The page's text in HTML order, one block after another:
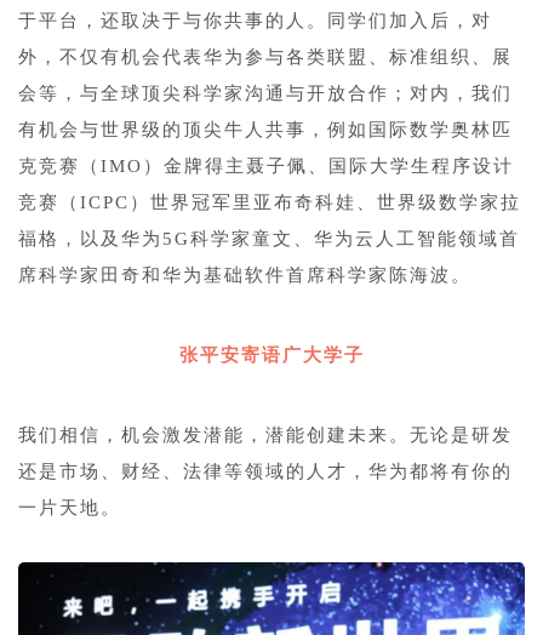
于平台，还取决于与你共事的人。同学们加入后，对
外，不仅有机会代表华为参与各类联盟、标准组织、展
会等，与全球顶尖科学家沟通与开放合作；对内，我们
有机会与世界级的顶尖牛人共事，例如国际数学奥林匹
克竞赛（IMO）金牌得主聂子佩、国际大学生程序设计
竞赛（ICPC）世界冠军里亚布奇科娃、世界级数学家拉
福格，以及华为5G科学家童文、华为云人工智能领域首
席科学家田奇和华为基础软件首席科学家陈海波。
张平安寄语广大学子
我们相信，机会激发潜能，潜能创建未来。无论是研发
还是市场、财经、法律等领域的人才，华为都将有你的
一片天地。